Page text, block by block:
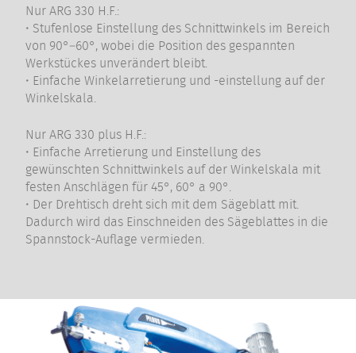
Nur ARG 330 H.F.:
• Stufenlose Einstellung des Schnittwinkels im Bereich
von 90°–60°, wobei die Position des gespannten
Werkstückes unverändert bleibt.
• Einfache Winkelarretierung und -einstellung auf der
Winkelskala.
Nur ARG 330 plus H.F.:
• Einfache Arretierung und Einstellung des
gewünschten Schnittwinkels auf der Winkelskala mit
festen Anschlägen für 45°, 60° a 90°.
• Der Drehtisch dreht sich mit dem Sägeblatt mit.
Dadurch wird das Einschneiden des Sägeblattes in die
Spannstock-Auflage vermieden.